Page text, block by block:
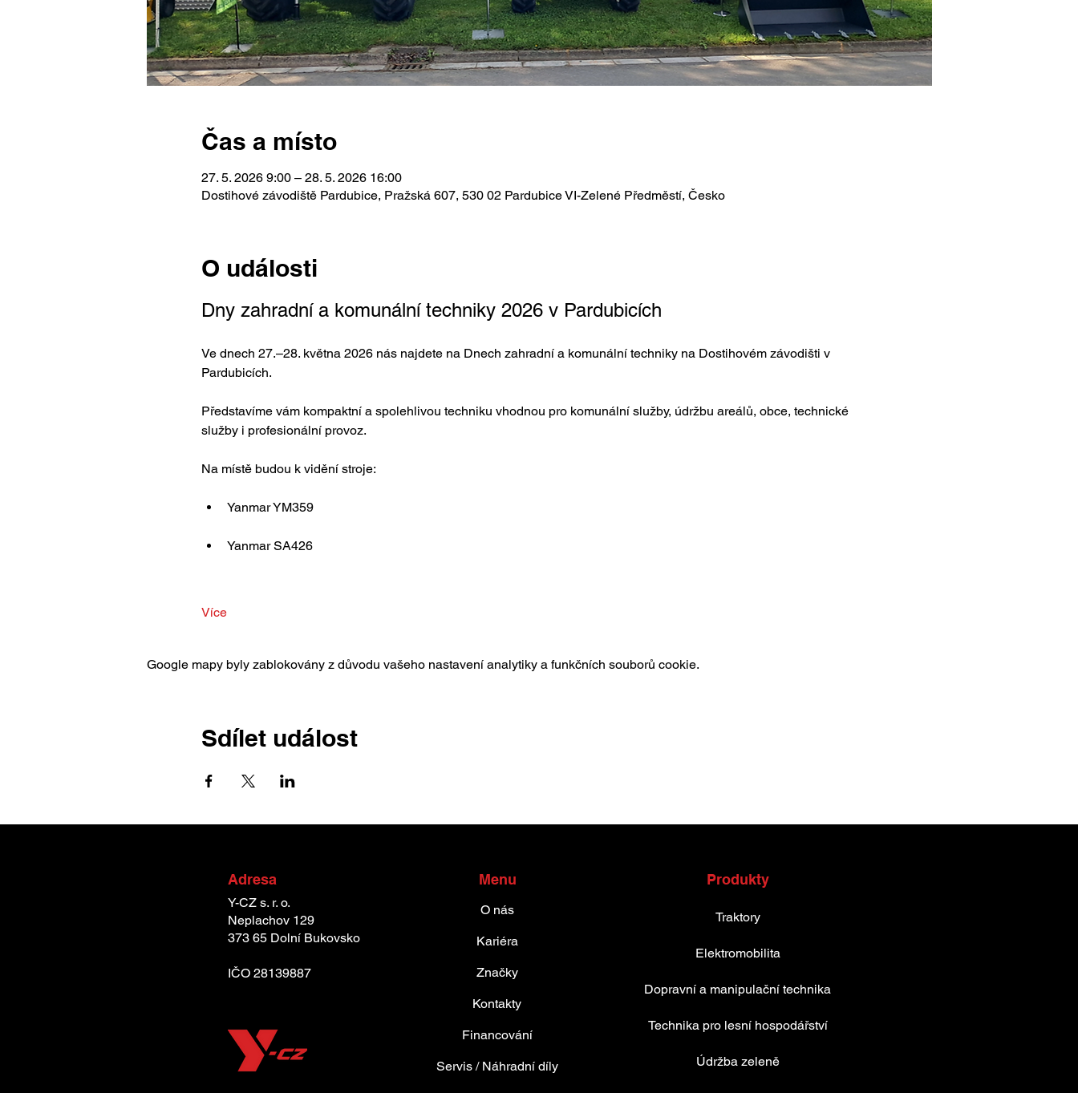
Čas a místo
27. 5. 2026 9:00 – 28. 5. 2026 16:00
Dostihové závodiště Pardubice, Pražská 607, 530 02 Pardubice VI-Zelené Předměstí, Česko
O události
Dny zahradní a komunální techniky 2026 v Pardubicích
Ve dnech 27.–28. května 2026 nás najdete na Dnech zahradní a komunální techniky na Dostihovém závodišti v
Pardubicích.
Představíme vám kompaktní a spolehlivou techniku vhodnou pro komunální služby, údržbu areálů, obce, technické
služby i profesionální provoz.
Na místě budou k vidění stroje:
Yanmar YM359
Yanmar SA426
Více
Google mapy byly zablokovány z důvodu vašeho nastavení analytiky a funkčních souborů cookie.
Sdílet událost
Adresa
Y-CZ s. r. o.
Neplachov 129
373 65 Dolní Bukovsko
IČO 28139887
Menu
O nás
Kariéra
Značky
Kontakty
Financování
Servis / Náhradní díly
Produkty
Traktory
Elektromobilita
Dopravní a manipulační technika
Technika pro lesní hospodářství
Údržba zeleně